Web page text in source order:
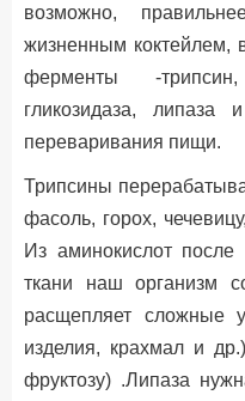
возможно,
жизненным коктейлем,
ферменты -
гликозидаза, липаза
переваривания пищи.
Трипсины
фасоль, горох,
Из аминокислот
ткани наш организм
расщепляет сложные
изделия, крахмал и
фруктозу) .Липаза